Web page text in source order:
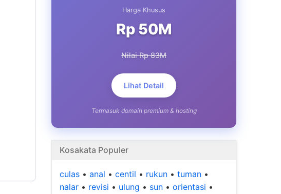
Harga Khusus
Rp 50M
Nilai Rp 83M
Lihat Detail
Termasuk domain premium & hosting
Kosakata Populer
culas • anal • centil • rukun • tuman •
nalar • revisi • ulung • sun • orientasi •